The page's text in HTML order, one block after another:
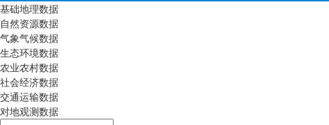
基础地理数据
自然资源数据
气象气候数据
生态环境数据
农业农村数据
社会经济数据
交通运输数据
对地观测数据